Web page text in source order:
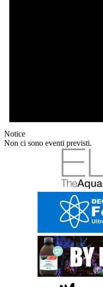
Notice
Non ci sono eventi previsti.